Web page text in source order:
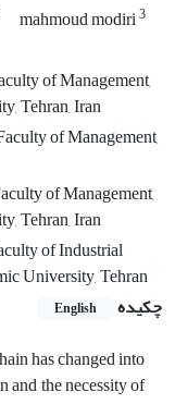
mahmoud modiri3
of Management,
Tehran, Iran
of Management,
of Management,
Tehran, Iran
of Industrial
University, Tehran
چکیده
English
has changed into
and the necessity of